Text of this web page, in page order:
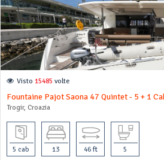
Visto 15485 volte
Fountaine Pajot Saona 47 Quintet - 5 + 1
Trogir, Croazia
5 cab 13 46 ft 5